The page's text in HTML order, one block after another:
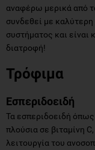
αναφέρω μερικά από
συνδεθεί με καλύτερη
συστήματος και είναι
διατροφή!
Τρόφιμα
Εσπεριδοειδή
Τα εσπεριδοειδή όπως
πλούσια σε βιταμίνη
λειτουργία του